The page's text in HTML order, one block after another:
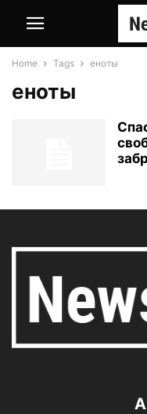
Home Tags еноты
еноты